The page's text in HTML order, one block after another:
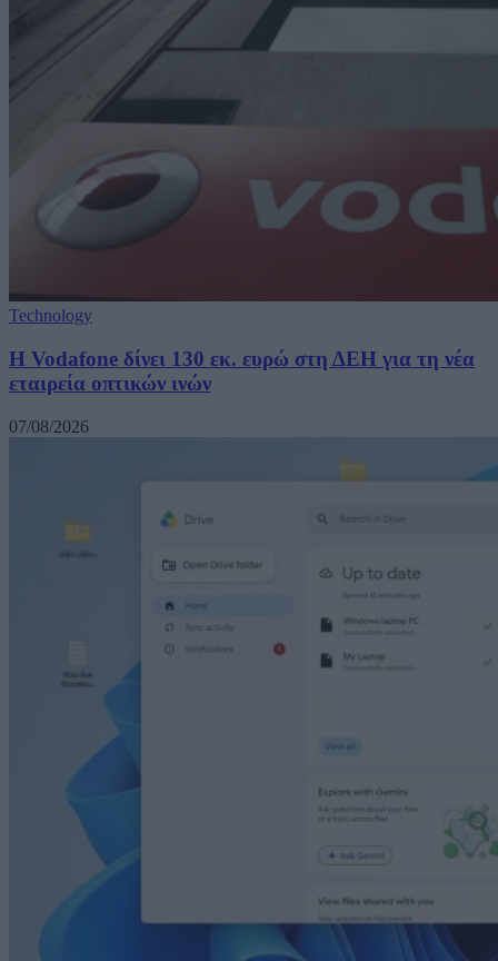
Technology
H Vodafone δίνει 130 εκ. ευρώ στη ΔΕΗ για τη νέα
εταιρεία οπτικών ινών
07/08/2026